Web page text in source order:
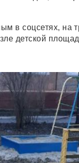
в соцсетях, на
детской